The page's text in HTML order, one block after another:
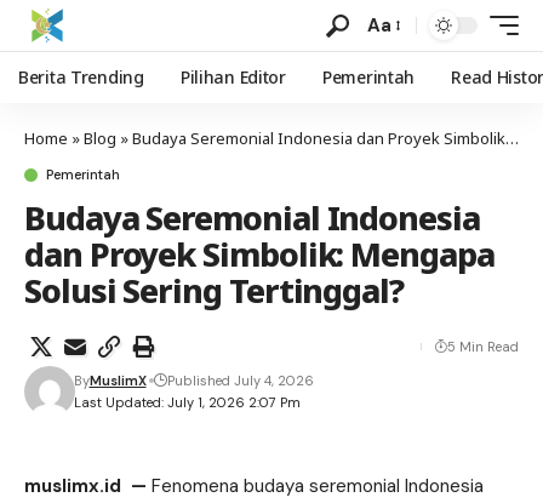
Aa
Berita Trending Pilihan Editor Pemerintah Read
Home »Blog »Budaya Seremonial Indonesia dan Proyek Simbolik: Mengapa Solusi Sering Tertinggal?
Pemerintah
Budaya Seremonial Indonesia
dan Proyek Simbolik: Mengapa
Solusi Sering Tertinggal?
Last Updated: July 1, 2026 2:07 Pm
ByMuslimX Published July 4, 2026
5 Min Read
muslimx.id — Fenomena budaya seremonial Indonesia